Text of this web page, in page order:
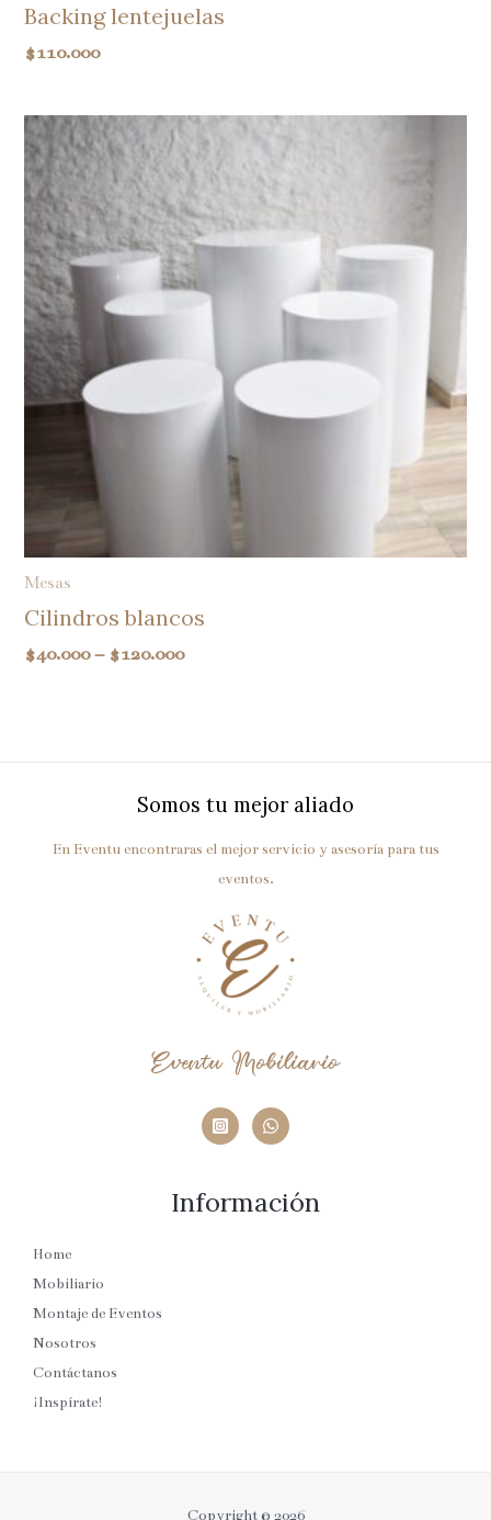
Backing lentejuelas
$110.000
Mesas
Cilindros blancos
$40.000– $120.000
Somos tu mejor aliado
En Eventu encontraras el mejor servicio y asesoría para tus
eventos.
Eventu Mobiliario
Información
Home
Mobiliario
Montaje de Eventos
Nosotros
Contáctanos
¡Inspírate!
Copyright © 2026